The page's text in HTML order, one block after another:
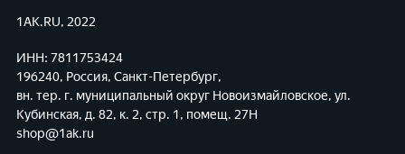
1AK.RU, 2022
ИНН: 7811753424
196240, Россия, Санкт-Петербург,
вн. тер. г. муниципальный округ Новоизмайловское, ул.
Кубинская, д. 82, к. 2, стр. 1, помещ. 27Н
shop@1ak.ru